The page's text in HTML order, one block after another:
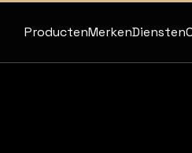
ProductenMerkenDiensten